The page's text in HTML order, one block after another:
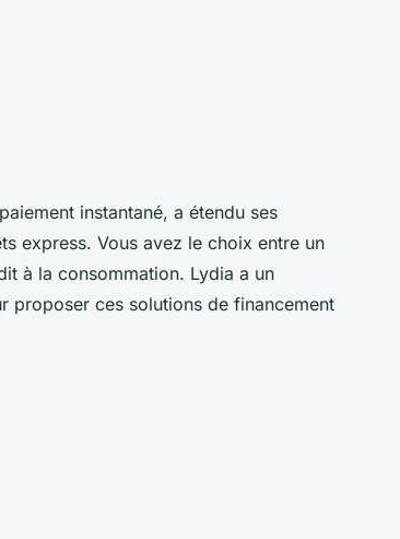
instantané, a étendu ses
express. Vous avez le choix entre un
à la consommation. Lydia a un
proposer ces solutions de financement